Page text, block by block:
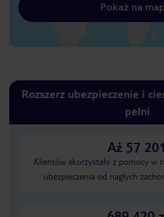
Pokaż na
Rozszerz ubezpieczenie i
pełni
Aż 57 201
Klientów skorzystało z pomocy w
ubezpieczenia od nagłych